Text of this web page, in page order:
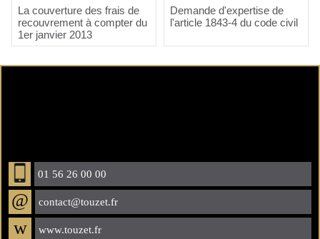
La couverture des frais de
recouvrement à compter du
1er janvier 2013
Demande d'expertise de
l'article 1843-4 du code civil
01 56 26 00 00
@ contact@touzet.fr
w www.touzet.fr